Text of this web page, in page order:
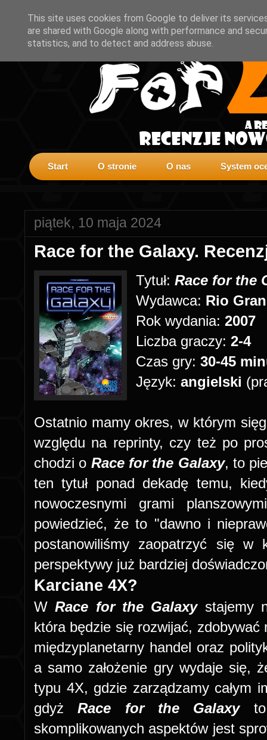
Start O stronie O nas System
piątek, 10 maja 2024
Race for the Galaxy.
Tytuł: Race for the
Wydawca: Rio
Rok wydania: 2007
Liczba graczy: 2-4
Czas gry: 30-45
Język: angielski
Ostatnio mamy okres, w którym
względu na reprinty, czy też po
chodzi o Race for the Galaxy, to
ten tytuł ponad dekadę temu,
nowoczesnymi grami
powiedzieć, że to "dawno i
postanowiliśmy zaopatrzyć się
perspektywy już bardziej
Karciane 4X?
WRace for the Galaxystajemy
która będzie się rozwijać,
międzyplanetarny handel oraz
a samo założenie gry wydaje się,
typu 4X, gdzie zarządzamy całym
gdyżRace for the Galaxyto
skomplikowanych aspektów jest
This site uses cookies from Google to deliver its
are shared with Google along with performance and
statistics, and to detect and address abuse.